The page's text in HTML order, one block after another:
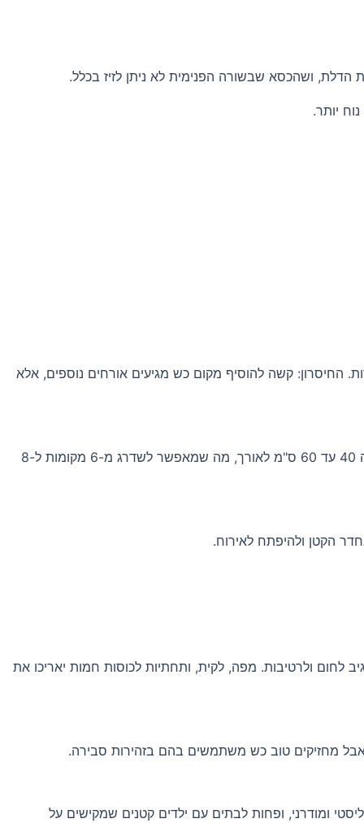
ושהכסא שבשורה הפנימית לא ניתן לזיז בכלל.
החיסרון: קשה להוסיף מקום כש מגיעים אורחים נוספים, אלא
הפורמט הנפוץ ביותר. מנצל טוב יותר חדרים מוארכים ומאפשר לשים כסאות בקצוות. הרבה דגמים מגיעים עם פלטה הרחבה שמוסיפה 40 עד 60 ס"מ לאורך, מה שמאפשר לשדרג מ-6 מקומות ל-8
הקטן ולהיפתח לאירוח.
לחום ולרטיבות. מפה, לקית, ותחתיות לכוסות חמות יאריכו את
ומודרני, ופחות לבתים עם ילדים קטנים שמקישים על